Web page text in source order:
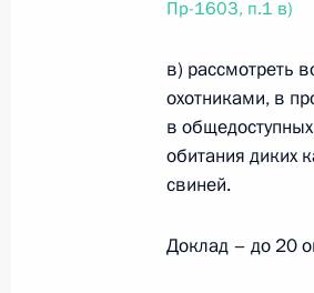
отношениям
23 августа
Пр-1603, п.1 в)
в) рассмотреть
охотниками, в
в
обитания диких
свиней.
Доклад – до 20